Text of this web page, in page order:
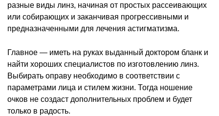
разные виды линз, начиная от простых рассеивающих
или собирающих и заканчивая прогрессивными и
предназначенными для лечения астигматизма.
Главное — иметь на руках выданный доктором бланк и
найти хороших специалистов по изготовлению линз.
Выбирать оправу необходимо в соответствии с
параметрами лица и стилем жизни. Тогда ношение
очков не создаст дополнительных проблем и будет
только в радость.